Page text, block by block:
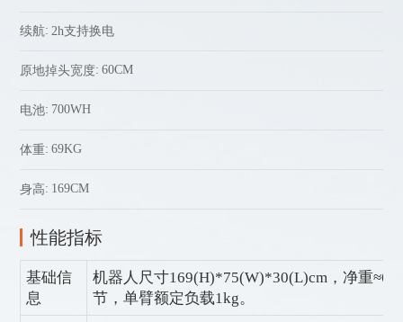
续航 2h支持换电
原地掉头宽度 60CM
电池 700WH
体重 69KG
身高 169CM
性能指标
基础信
息
机器人尺寸169(H)*75(W)*30(L)cm，净重
节，单臂额定负载1kg。